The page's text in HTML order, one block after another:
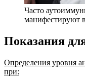
Часто
манифестируют
Показания
Определения уровня
при: